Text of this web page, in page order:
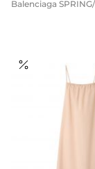
Balenciaga